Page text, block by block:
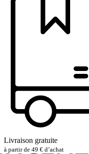
Livraison gratuite
à partir de 49 € d’achat